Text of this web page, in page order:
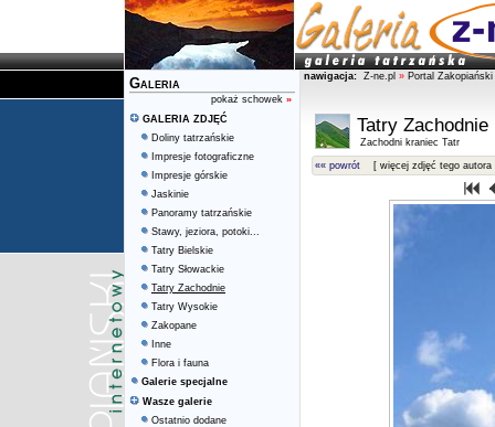
Galeria
pokaż schowek »
GALERIA ZDJĘĆ
Doliny tatrzańskie
Impresje fotograficzne
Impresje górskie
Jaskinie
Panoramy tatrzańskie
Stawy, jeziora, potoki...
Tatry Bielskie
Tatry Słowackie
Tatry Zachodnie
Tatry Wysokie
Zakopane
Inne
Flora i fauna
Galerie specjalne
Wasze galerie
Ostatnio dodane
nawigacja: Z-ne.pl » Portal Zakopiański
Tatry Zachodnie
Zachodni kraniec Tatr
«« powrót [ więcej zdjęć tego autora